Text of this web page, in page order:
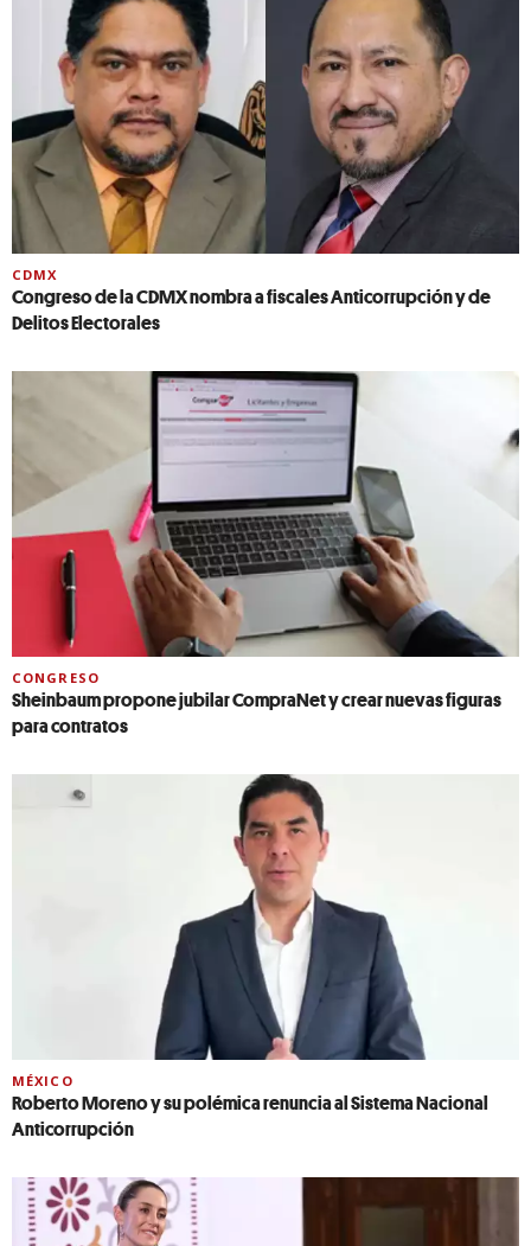
CDMX
Congreso de la CDMX nombra a fiscales Anticorrupción y de
Delitos Electorales
CONGRESO
Sheinbaum propone jubilar CompraNet y crear nuevas figuras
para contratos
MÉXICO
Roberto Moreno y su polémica renuncia al Sistema Nacional
Anticorrupción